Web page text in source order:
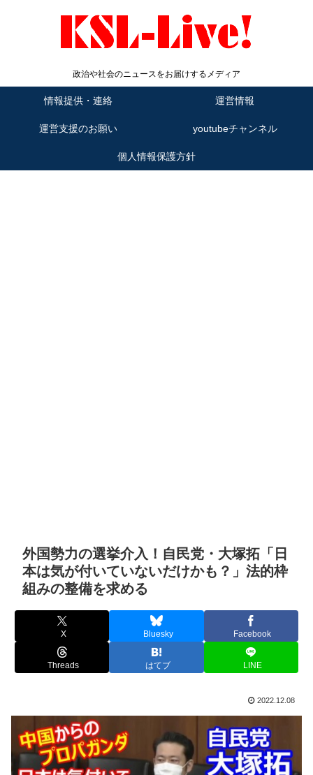
政治や社会のニュースをお届けするメディア
情報提供・連絡 運営情報
運営支援のお願い youtubeチャンネル
個人情報保護方針
外国勢力の選挙介入！自民党・大塚拓「日
本は気が付いていないだけかも？」法的枠
組みの整備を求める
X Bluesky Facebook
Threads はてブ LINE
2022.12.08